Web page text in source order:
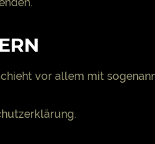
vor allem mit